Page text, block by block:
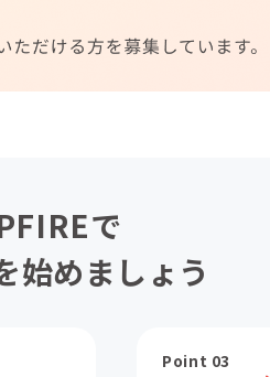
で
始めましょう
Point 03